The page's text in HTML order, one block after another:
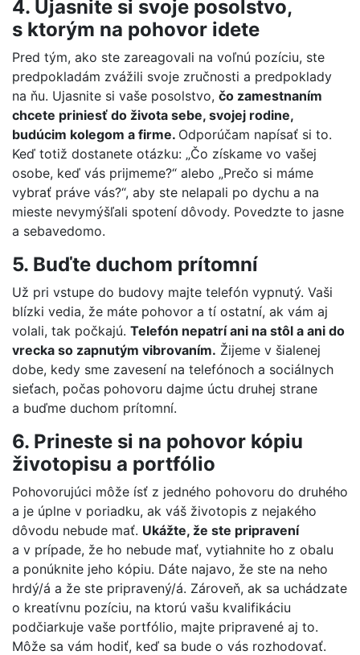
4. Ujasnite si svoje posolstvo,
s ktorým na pohovor idete
Pred tým, ako ste zareagovali na voľnú pozíciu, ste
predpokladám zvážili svoje zručnosti a predpoklady
na ňu. Ujasnite si vaše posolstvo, čo zamestnaním
chcete priniesť do života sebe, svojej rodine,
budúcim kolegom a firme. Odporúčam napísať si to.
Keď totiž dostanete otázku: „Čo získame vo vašej
osobe, keď vás prijmeme?“ alebo „Prečo si máme
vybrať práve vás?“, aby ste nelapali po dychu a na
mieste nevymýšľali spotení dôvody. Povedzte to jasne
a sebavedomo.
5. Buďte duchom prítomní
Už pri vstupe do budovy majte telefón vypnutý. Vaši
blízki vedia, že máte pohovor a tí ostatní, ak vám aj
volali, tak počkajú. Telefón nepatrí ani na stôl a ani do
vrecka so zapnutým vibrovaním. Žijeme v šialenej
dobe, kedy sme zavesení na telefónoch a sociálnych
sieťach, počas pohovoru dajme úctu druhej strane
a buďme duchom prítomní.
6. Prineste si na pohovor kópiu
životopisu a portfólio
Pohovorujúci môže ísť z jedného pohovoru do druhého
a je úplne v poriadku, ak váš životopis z nejakého
dôvodu nebude mať. Ukážte, že ste pripravení
a v prípade, že ho nebude mať, vytiahnite ho z obalu
a ponúknite jeho kópiu. Dáte najavo, že ste na neho
hrdý/á a že ste pripravený/á. Zároveň, ak sa uchádzate
o kreatívnu pozíciu, na ktorú vašu kvalifikáciu
podčiarkuje vaše portfólio, majte pripravené aj to.
Môže sa vám hodiť, keď sa bude o vás rozhodovať.